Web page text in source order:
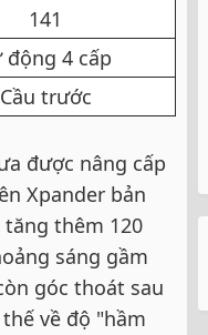
141​
động 4 cấp​
Cầu trước​
được nâng cấp
Xpander bản
thêm 120
sáng gầm
góc thoát sau
về độ "hầm